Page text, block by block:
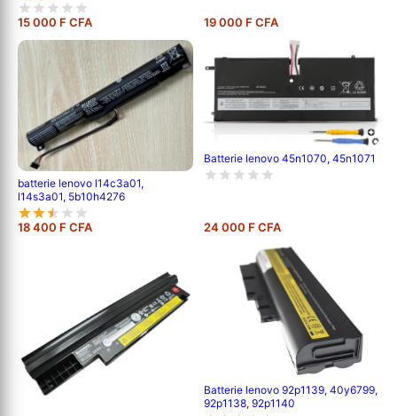
15 000 F CFA 19 000 F CFA
batterie lenovo l14c3a01,
l14s3a01, 5b10h4276
18 400 F CFA
Batterie lenovo 45n1070, 45n1071
24 000 F CFA
Batterie lenovo 92p1139, 40y6799,
92p1138, 92p1140